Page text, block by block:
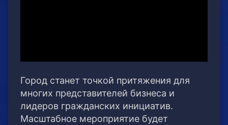
Город станет точкой притяжения для
многих представителей бизнеса и
лидеров гражданских инициатив.
Масштабное мероприятие будет